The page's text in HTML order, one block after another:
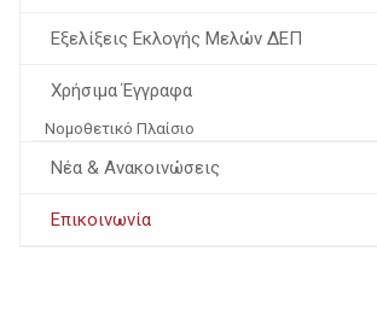
Εξελίξεις Εκλογής Μελών ΔΕΠ
Χρήσιμα Έγγραφα
Νομοθετικό Πλαίσιο
Νέα & Ανακοινώσεις
Επικοινωνία